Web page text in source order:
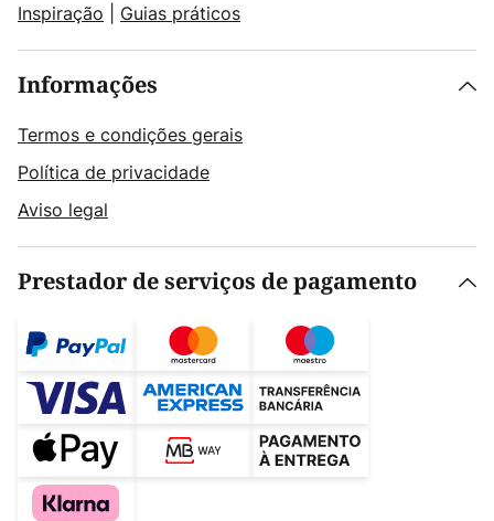
Inspiração
Guias práticos
Informações
Termos e condições gerais
Política de privacidade
Aviso legal
Prestador de serviços de pagamento